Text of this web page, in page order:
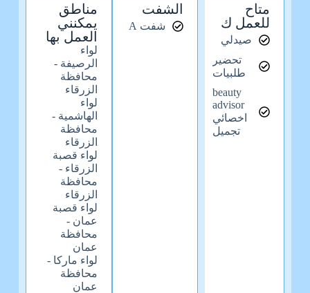
متاح
للعمل ك
صيدلي
تحضير
طلبيات
beauty
advisor
اخصائي
تجميل
الشفت
شفت A
مناطق
يمكنني
العمل بها
لواء
الرصيفة -
محافظة
الزرقاء
لواء
الهاشمية -
محافظة
الزرقاء
لواء قصبة
الزرقاء -
محافظة
الزرقاء
لواء قصبة
عمان -
محافظة
عمان
لواء ماركا -
محافظة
عمان